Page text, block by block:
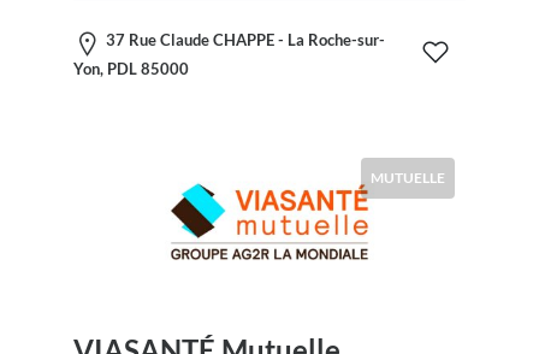
37 Rue Claude CHAPPE - La Roche-sur-
Yon, PDL 85000
MUTUELLE